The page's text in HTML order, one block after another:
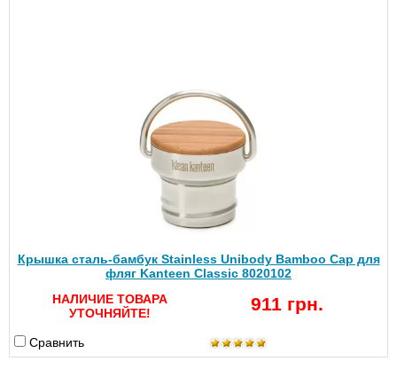
Крышка сталь-бамбук Stainless Unibody Bamboo Cap для
фляг Kanteen Classic 8020102
НАЛИЧИЕ ТОВАРА
УТОЧНЯЙТЕ!
911 грн.
Сравнить